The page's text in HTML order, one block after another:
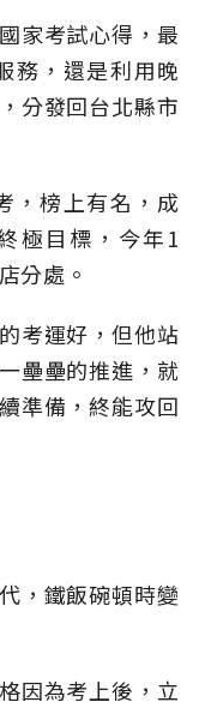
家考試心得，最
務，還是利用晚
分發回台北縣市
，榜上有名，成
極目標，今年1
分處。
考運好，但他站
壘壘的推進，就
準備，終能攻回
，鐵飯碗頓時變
因為考上後，立